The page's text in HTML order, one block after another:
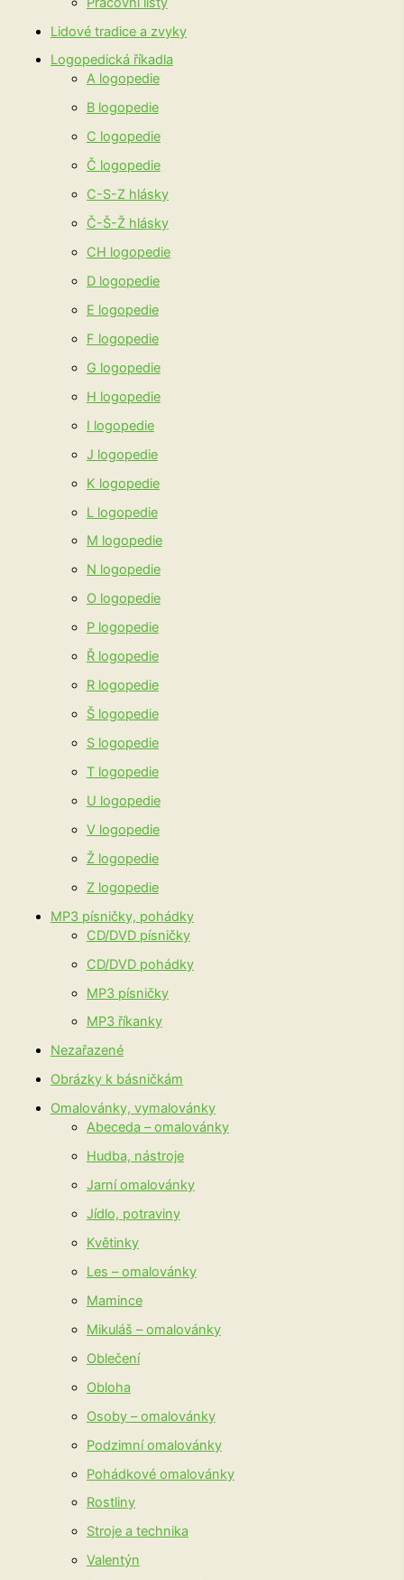
Lidové tradice a zvyky
Logopedická říkadla
A logopedie
B logopedie
C logopedie
Č logopedie
C-S-Z hlásky
Č-Š-Ž hlásky
CH logopedie
D logopedie
E logopedie
F logopedie
G logopedie
H logopedie
I logopedie
J logopedie
K logopedie
L logopedie
M logopedie
N logopedie
O logopedie
P logopedie
Ř logopedie
R logopedie
Š logopedie
S logopedie
T logopedie
U logopedie
V logopedie
Ž logopedie
Z logopedie
MP3 písničky, pohádky
CD/DVD písničky
CD/DVD pohádky
MP3 písničky
MP3 říkanky
Nezařazené
Obrázky k básničkám
Omalovánky, vymalovánky
Abeceda – omalovánky
Hudba, nástroje
Jarní omalovánky
Jídlo, potraviny
Květinky
Les – omalovánky
Mamince
Mikuláš – omalovánky
Oblečení
Obloha
Osoby – omalovánky
Podzimní omalovánky
Pohádkové omalovánky
Rostliny
Stroje a technika
Valentýn